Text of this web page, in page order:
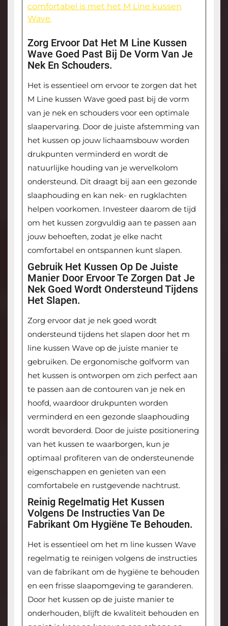
comfortabel is met het M Line kussen
Wave.
Zorg Ervoor Dat Het M Line Kussen
Wave Goed Past Bij De Vorm Van Je
Nek En Schouders.
Het is essentieel om ervoor te zorgen dat het
M Line kussen Wave goed past bij de vorm
van je nek en schouders voor een optimale
slaapervaring. Door de juiste afstemming van
het kussen op jouw lichaamsbouw worden
drukpunten verminderd en wordt de
natuurlijke houding van je wervelkolom
ondersteund. Dit draagt bij aan een gezonde
slaaphouding en kan nek- en rugklachten
helpen voorkomen. Investeer daarom de tijd
om het kussen zorgvuldig aan te passen aan
jouw behoeften, zodat je elke nacht
comfortabel en ontspannen kunt slapen.
Gebruik Het Kussen Op De Juiste
Manier Door Ervoor Te Zorgen Dat Je
Nek Goed Wordt Ondersteund Tijdens
Het Slapen.
Zorg ervoor dat je nek goed wordt
ondersteund tijdens het slapen door het m
line kussen Wave op de juiste manier te
gebruiken. De ergonomische golfvorm van
het kussen is ontworpen om zich perfect aan
te passen aan de contouren van je nek en
hoofd, waardoor drukpunten worden
verminderd en een gezonde slaaphouding
wordt bevorderd. Door de juiste positionering
van het kussen te waarborgen, kun je
optimaal profiteren van de ondersteunende
eigenschappen en genieten van een
comfortabele en rustgevende nachtrust.
Reinig Regelmatig Het Kussen
Volgens De Instructies Van De
Fabrikant Om Hygiëne Te Behouden.
Het is essentieel om het m line kussen Wave
regelmatig te reinigen volgens de instructies
van de fabrikant om de hygiëne te behouden
en een frisse slaapomgeving te garanderen.
Door het kussen op de juiste manier te
onderhouden, blijft de kwaliteit behouden en